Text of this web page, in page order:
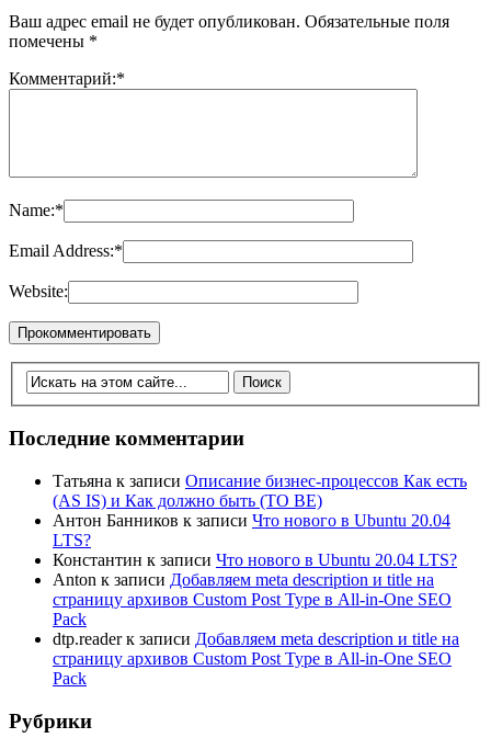
Ваш адрес email не будет опубликован. Обязательные поля
помечены *
Комментарий:*
Name:*
Email Address:*
Website:
Последние комментарии
Татьяна к записи Описание бизнес-процессов Как есть
(AS IS) и Как должно быть (TO BE)
Антон Банников к записи Что нового в Ubuntu 20.04
LTS?
Константин к записи Что нового в Ubuntu 20.04 LTS?
Anton к записи Добавляем meta description и title на
страницу архивов Custom Post Type в All-in-One SEO
Pack
dtp.readerк записи Добавляем meta description и title на
страницу архивов Custom Post Type в All-in-One SEO
Pack
Рубрики